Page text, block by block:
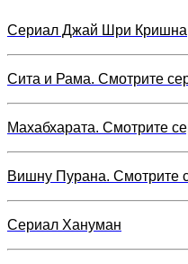
Сериал Джай Шри Кришна
Сита и Рама. Смотрите
Махабхарата. Смотрите
Вишну Пурана. Смотрите
Сериал Хануман